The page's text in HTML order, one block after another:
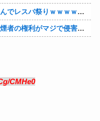
ｗｗｗｗｗｗｗｗｗｗｗｗｗｗｗｗｗｗ他
されてる。いくら税金払ってるんだ」他
CMHe0